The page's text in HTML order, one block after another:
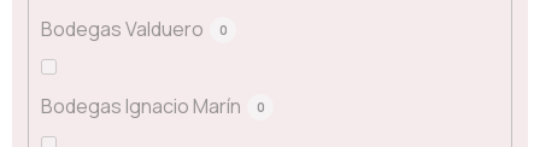
Bodegas Valduero 0
Bodegas Ignacio Marín 0